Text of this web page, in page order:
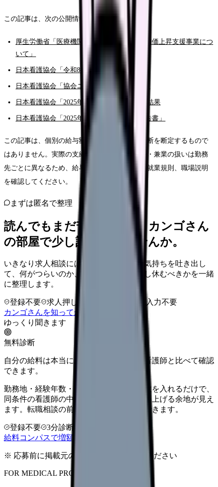
この記事は、次の公開情報をもとにしています。
厚生労働省「医療機関等における賃上げ・物価上昇支援事業につ
いて」
日本看護協会「令和8年度診療報酬改定」
日本看護協会「協会ニュース 2026年5月号」
日本看護協会「2025年 看護職員実態調査」結果
日本看護協会「2025年看護職員実態調査報告書」
この記事は、個別の給与額、副業可否、労務判断を断定するもので
はありません。実際の支給額、就業規則、副業・兼業の扱いは勤務
先ごとに異なるため、給与明細、雇用契約書、就業規則、職場説明
を確認してください。
まずは匿名で整理
読んでもまだ苦しいなら、カンゴさん
の部屋で少し話してみませんか。
いきなり求人相談には進みません。今の気持ちを吐き出し
て、何がつらいのか、辞めるべきか、少し休むべきかを一緒
に整理します。
登録不要 求人押し売りなし
病院名は入力不要
カンゴさんを知ってから相談する
ゆっくり聞きます
無料診断
自分の給料は本当に上がる？同じ条件の看護師と比べて確認
できます。
勤務地・経験年数・施設タイプ・夜勤回数を入れるだけで、
同条件の看護師の中での現在地と、年収を上げる余地が見え
ます。転職相談の前に、まず数字で整理できます。
登録不要 3分診断
給料コンパスで増額余地を確認する
※ 応募前に掲載元の最新情報を確認してください
FOR MEDICAL PROVIDERS